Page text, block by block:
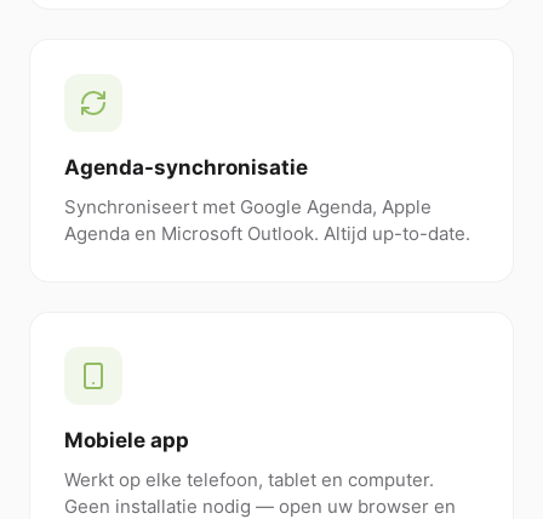
Agenda-synchronisatie
Synchroniseert met Google Agenda, Apple
Agenda en Microsoft Outlook. Altijd up-to-date.
Mobiele app
Werkt op elke telefoon, tablet en computer.
Geen installatie nodig — open uw browser en